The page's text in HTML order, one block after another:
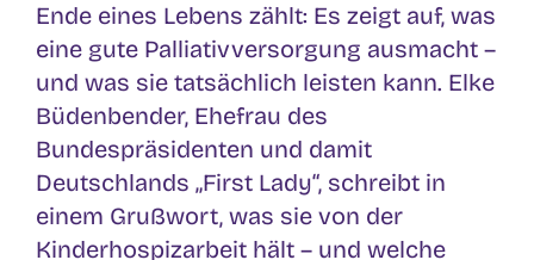
Ende eines Lebens zählt: Es zeigt auf, was
eine gute Palliativversorgung ausmacht –
und was sie tatsächlich leisten kann. Elke
Büdenbender, Ehefrau des
Bundespräsidenten und damit
Deutschlands „First Lady“, schreibt in
einem Grußwort, was sie von der
Kinderhospizarbeit hält – und welche